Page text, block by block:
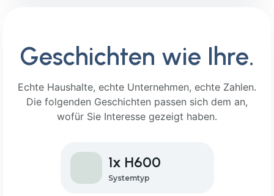
Geschichten wie Ihre.
Echte Haushalte, echte Unternehmen, echte Zahlen.
Die folgenden Geschichten passen sich dem an,
wofür Sie Interesse gezeigt haben.
1x H600
Systemtyp